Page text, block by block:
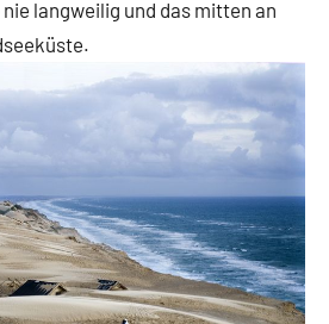
langweilig und das mitten an